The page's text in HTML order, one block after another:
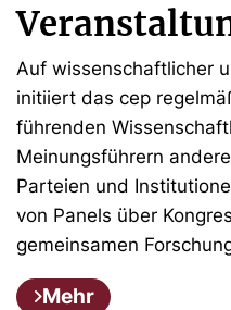
Auf wissenschaftlicher
initiiert das cep
führenden
Meinungsführern
Parteien und
von Panels über
gemeinsamen
Mehr